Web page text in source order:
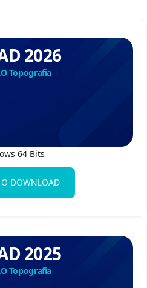
2026
Topografia
64 Bits
O DOWNLOAD
2025
Topografia